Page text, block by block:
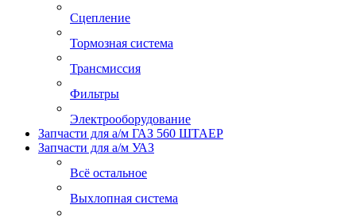
Сцепление
Тормозная система
Трансмиссия
Фильтры
Электрооборудование
Запчасти для а/м ГАЗ 560 ШТАЕР
Запчасти для а/м УАЗ
Всё остальное
Выхлопная система